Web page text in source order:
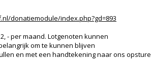
donatiemodule/index.php?gd=893
- per maand. Lotgenoten kunnen
om te kunnen blijven
en met een handtekening naar ons